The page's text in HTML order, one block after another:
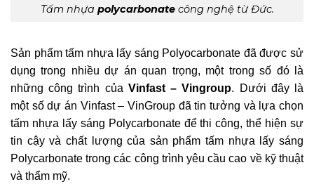
Tấm nhựa polycarbonatecông nghệ từ Đức.
Sản phẩm tấm nhựa lấy sáng Polyocarbonate đã được sử
dụng trong nhiều dự án quan trọng, một trong số đó là
những công trình của Vinfast – Vingroup. Dưới đây là
một số dự án Vinfast – VinGroup đã tin tưởng và lựa chọn
tấm nhựa lấy sáng Polycarbonate để thi công, thể hiện sự
tin cậy và chất lượng của sản phẩm tấm nhựa lấy sáng
Polycarbonate trong các công trình yêu cầu cao về kỹ thuật
và thẩm mỹ.